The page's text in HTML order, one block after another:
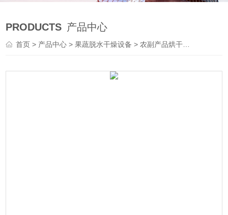
PRODUCTS 产品中心
首页> 产品中心 >果蔬脱水干燥设备 >农副产品烘干机